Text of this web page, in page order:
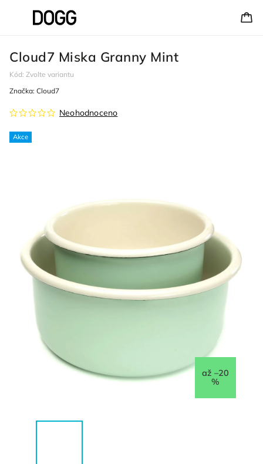
Cloud7 Miska Granny Mint
Kód: Zvolte variantu
Akce
Neohodnoceno
Značka: Cloud7
až –20
%